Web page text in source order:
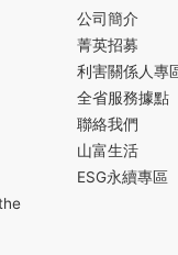
公司簡介
菁英招募
利害關係人專
全省服務據點
聯絡我們
山富生活
ESG永續專區